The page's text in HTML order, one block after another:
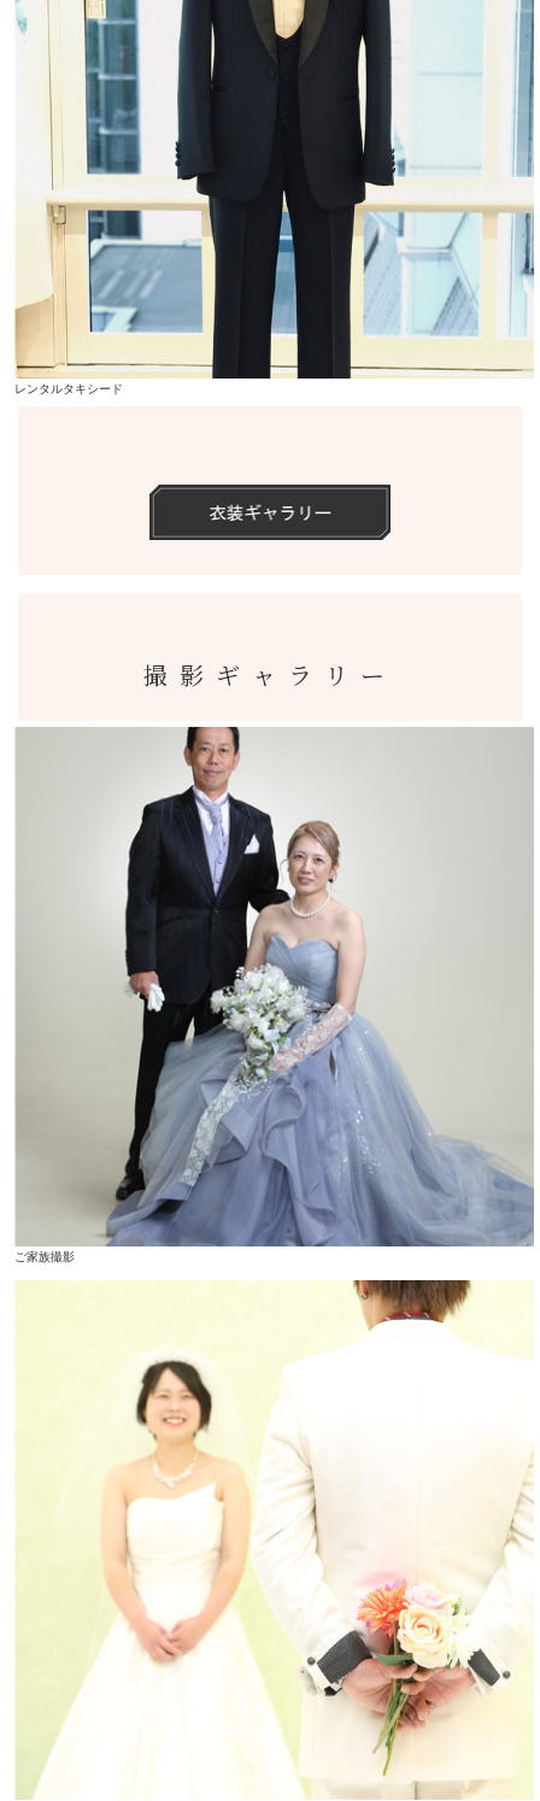
レンタルタキシード
撮影ギャラリー
ご家族撮影